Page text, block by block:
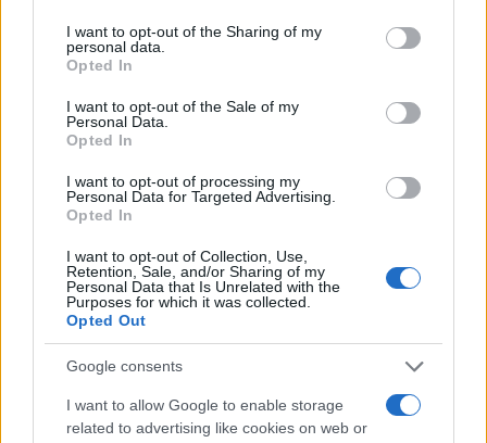
not limited to your visit or usage behaviour. You may click to
grant or deny consent to Google and its third-party tags to
use your data for below specified purposes in below Google
consent section.
I want to opt-out of the Sharing of my
personal data.
Opted In
I want to opt-out of the Sale of my
Personal Data.
Opted In
I want to opt-out of processing my
Personal Data for Targeted Advertising.
Opted In
I want to opt-out of Collection, Use,
Retention, Sale, and/or Sharing of my
Personal Data that Is Unrelated with the
Purposes for which it was collected.
Opted Out
Google consents
I want to allow Google to enable storage
related to advertising like cookies on web or
into a bank to try to take out a loan of R$17,000
(USD $3,400), local Brazil media reported.
Suspicious bank employees filmed the incident and
called the police.…
pic.twitter.com/kzEzG6ORBP
Τελικά στο υποκατάστημα της τράπεζας
κατέφθασαν διασώστες οι οποίοι διαπίστωσαν ότι
ο 68χρονος είχε καταλήξει λίγες ώρες νωρίτερα
ενώ λίγη ώρα αργότερα αστυνομικοί πέρασαν
χειροπέδες στη νεαρή γυναίκα.